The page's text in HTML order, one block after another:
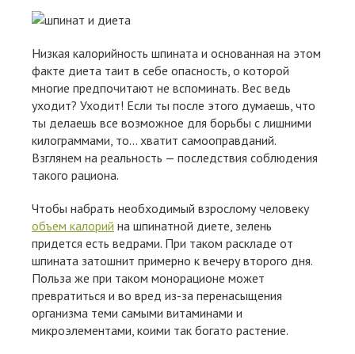
Низкая калорийность шпината и основанная на этом
факте диета таит в себе опасность, о которой
многие предпочитают не вспоминать. Вес ведь
уходит? Уходит! Если ты после этого думаешь, что
ты делаешь все возможное для борьбы с лишними
килограммами, то… хватит самооправданий.
Взглянем на реальность — последствия соблюдения
такого рациона.
Чтобы набрать необходимый взрослому человеку
объем калорий на шпинатной диете, зелень
придется есть ведрами. При таком раскладе от
шпината затошнит примерно к вечеру второго дня.
Польза же при таком монорационе может
превратиться и во вред из-за перенасыщения
организма теми самыми витаминами и
микроэлементами, коими так богато растение.